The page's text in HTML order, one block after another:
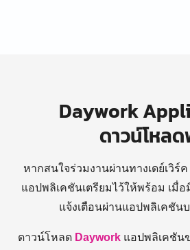
Daywork
ดาวน์โหล
หากสนใจร่วมงานผ่านทางเดย์เวิร์
แอปพลิเคชันเตรียมไว้ให้พร้อม เมื่
แจ้งเตือนผ่านแอปพลิเคชั
ดาวน์โหลด Daywork แอปพลิเคชัน